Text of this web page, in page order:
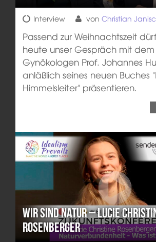
Interview von Christian
Passend zur Weihnachtszeit
heute unser Gespräch mit dem
Gynökologen Prof. Johannes
anläßlich seines neuen Buches
Himmelsleiter" präsentieren.
Wir sind Natur – Lucie
Rosenberger